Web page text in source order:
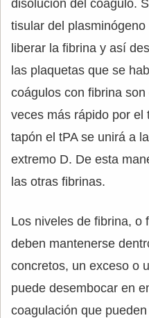
disolución del coagulo.
tisular del
liberar la fibrina y así
las plaquetas que se
coágulos con fibrina
veces más rápido por el
tapón el tPA se unirá a
extremo D. De esta
las otras fibrinas.
Los niveles de fibrina, o
deben mantenerse
concretos, un exceso o
puede desembocar en
coagulación que